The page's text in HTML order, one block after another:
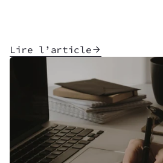
Lire l’article